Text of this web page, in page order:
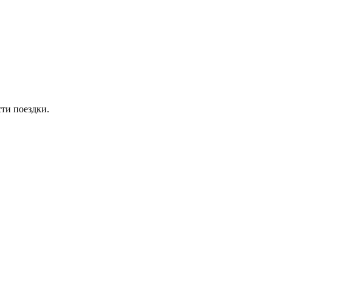
поездки.